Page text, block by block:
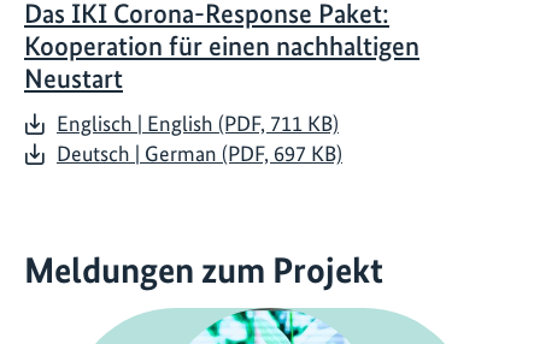
Das IKI Corona-Response Paket:
Kooperation für einen nachhaltigen
Neustart
Englisch | English (PDF, 711 KB)
Deutsch | German (PDF, 697 KB)
Meldungen zum Projekt